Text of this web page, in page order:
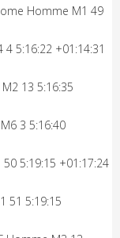
Homme M1 49
4 5:16:22 +01:14:31
M2 13 5:16:35
3 5:16:40
50 5:19:15 +01:17:24
51 5:19:15